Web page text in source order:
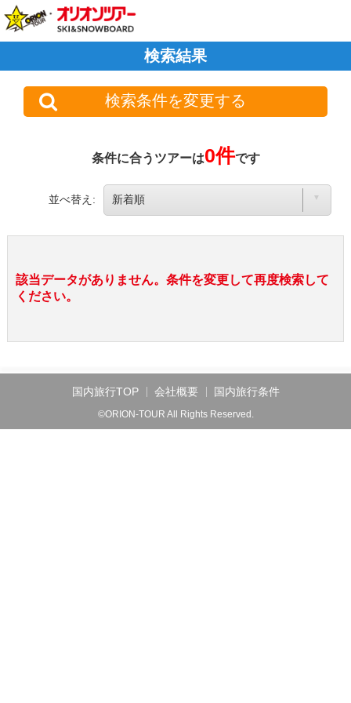
検索結果
検索条件を変更する
条件に合うツアーは0件です
並べ替え:
該当データがありません。条件を変更して再度検索して
ください。
国内旅行TOP 会社概要 国内旅行条件
©ORION-TOUR All Rights Reserved.